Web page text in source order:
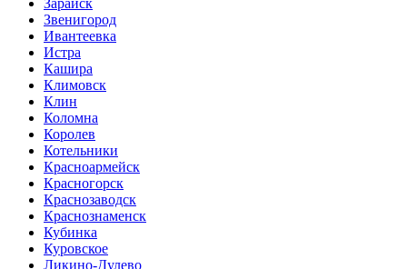
Звенигород
Ивантеевка
Истра
Кашира
Климовск
Клин
Коломна
Королев
Котельники
Красноармейск
Красногорск
Краснозаводск
Краснознаменск
Кубинка
Куровское
Ликино-Дулево